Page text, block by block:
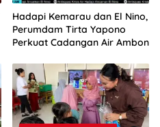
Hadapi Kemarau dan El Nino,
Perumdam Tirta Yapono
Perkuat Cadangan Air Ambon